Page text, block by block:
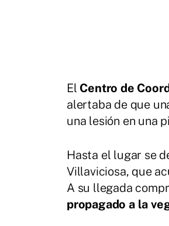
El Centro de
alertaba de que
una lesión en una
Hasta el lugar se
Villaviciosa, que
A su llegada
propagado a la